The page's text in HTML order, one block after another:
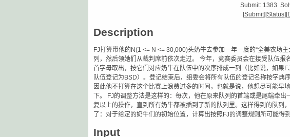
Submit: 1383
[Submit][Status][
Description
FJ打算带他的N(1 <= N <= 30,000)头奶牛去参加一年一度的“全美农场
列，然后领她们从裁判席前依次走过。 今年，竞赛委员会在接受队伍
首字母取出，按它们对应奶牛在队伍中的次序排成一列（比如说，如
队伍登记为BSD）。登记结束后，组委会将所有队伍的登记名称按字典
因此他不打算在这个比赛上浪费过多的时间，也就是说，他想尽可能早
下。 FJ的调整方法是这样的：每次，他在原来队列的首端或是尾端牵
复以上的操作，直到所有奶牛都被插到了新的队列里。这样得到的队列
了：对于给定的奶牛们的初始位置，计算出按照FJ的调整规则所可能得
Input